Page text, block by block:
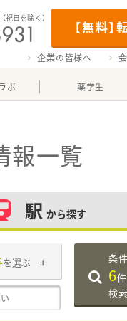
【無料
（祝日を除く）
企業の皆様へ
ボ 薬学生
報一覧
駅 から探す
を選ぶ 条
6
検